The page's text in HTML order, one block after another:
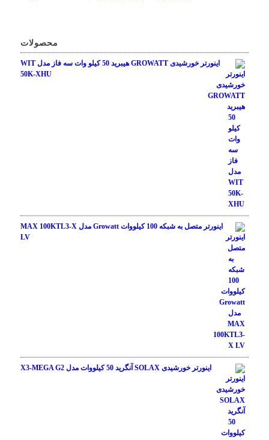
محصولات
اینورتر خورشیدی GROWATT هیبرید 50 کیلو وات سه فاز مدل WIT
50K-XHU
اینورتر متصل به شبکه 100 کیلووات Growatt مدل MAX 100KTL3-X
LV
اینورتر خورشیدی SOLAX آنگرید 50 کیلووات مدل X3-MEGA G2